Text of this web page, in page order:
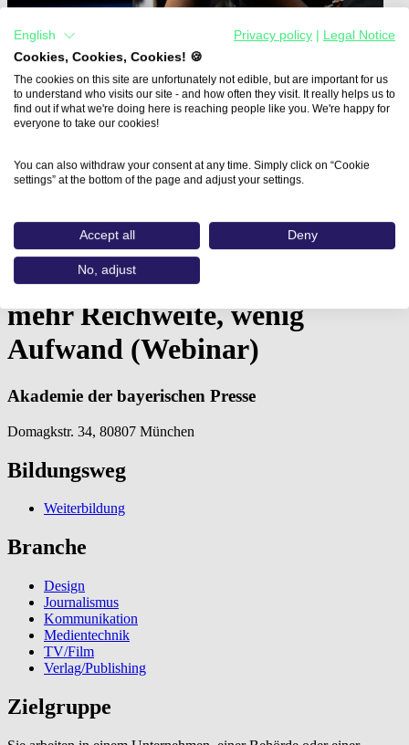
Aus- und Weiterbildungen
Content Recycling mit KI…
Content Recycling mit KI –
mehr Reichweite, wenig
Aufwand (Webinar)
Akademie der bayerischen Presse
Domagkstr. 34, 80807 München
Bildungsweg
Weiterbildung
Branche
Design
Journalismus
Kommunikation
Medientechnik
TV/Film
Verlag/Publishing
Zielgruppe
English Privacy policy
Legal Notice
Cookies, Cookies, Cookies! 🍪
The cookies on this site are unfortunately not edible, but are important for us
to understand who visits our site - and how often they visit. It really helps us to
find out if what we're doing here is reaching people like you. We're happy for
everyone to take our cookies!
You can also withdraw your consent at any time. Simply click on “Cookie
settings” at the bottom of the page and adjust your settings.
Accept all Deny
No, adjust